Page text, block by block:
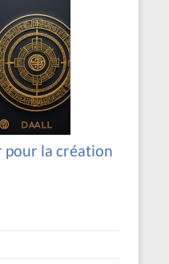
pour la création